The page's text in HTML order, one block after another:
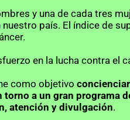
y una de cada tres
país. El índice de
en la lucha contra el
como objetivo
torno a un gran programa
atención y divulgación.